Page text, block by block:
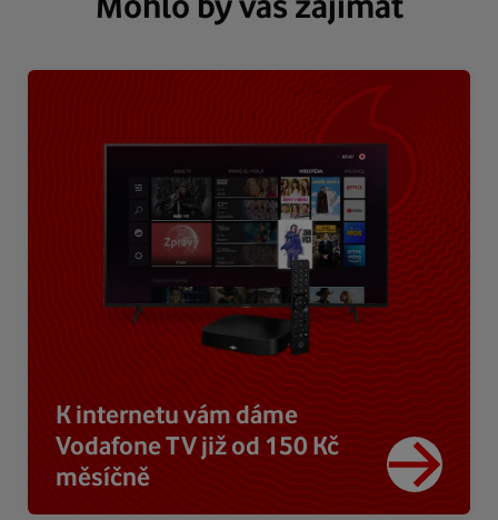
K internetu vám dáme
Vodafone TV již od 150 Kč
měsíčně